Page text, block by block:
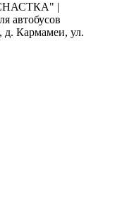
|
автобусов
Кармамеи, ул.